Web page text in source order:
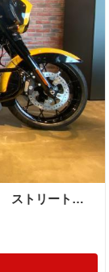
ＨＡＲＬＥＹ−ＤＡＶＩＤＳＯＮ ＦＬＨＸＳ ストリートグライドスペシャル ＡＢＳ クルーズコントロール セキュリティーシステム標準装備